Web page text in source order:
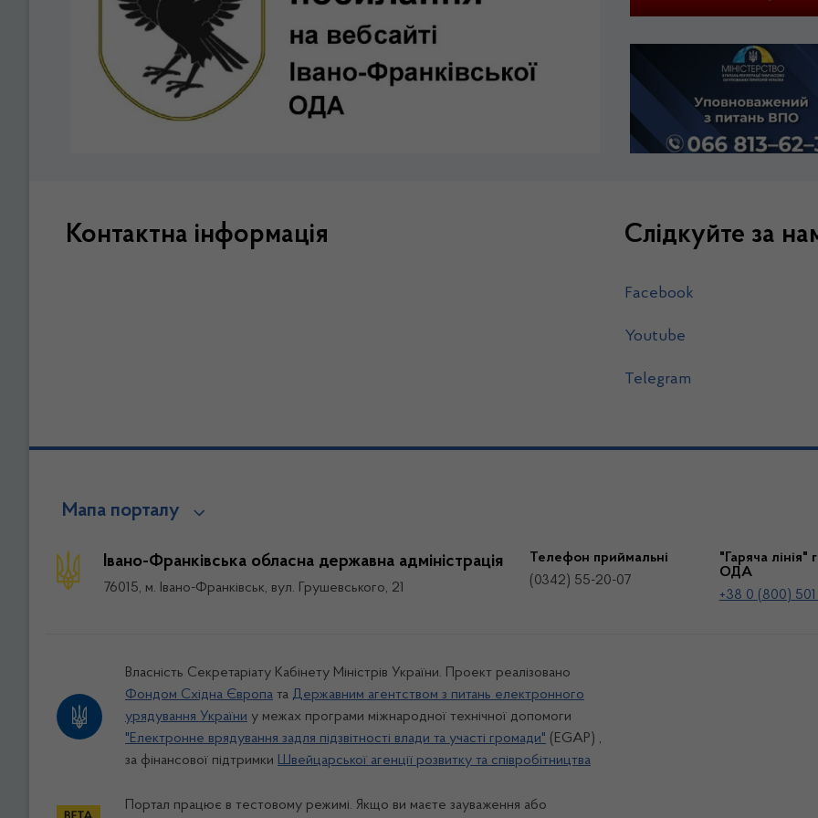
Контактна інформація Слідкуйте за
Facebook
Youtube
Telegram
Мапа порталу
Івано-Франківська обласна державна адміністрація
76015, м. Івано-Франківськ, вул. Грушевського, 21
Телефон приймальні
(0342) 55-20-07
"Гаряча лінія"
ОДА
+38 0 (800)
Власність Секретаріату Кабінету Міністрів України. Проект реалізовано
Фондом Східна Європа та Державним агентством з питань електронного
урядування України у межах програми міжнародної технічної допомоги
"Електронне врядування задля підзвітності влади та участі громади" (EGAP) ,
за фінансової підтримки Швейцарської агенції розвитку та співробітництва
Портал працює в тестовому режимі. Якщо ви маєте зауваження або